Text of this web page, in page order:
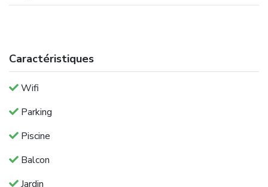
Caractéristiques
Wifi
Parking
Piscine
Balcon
Jardin